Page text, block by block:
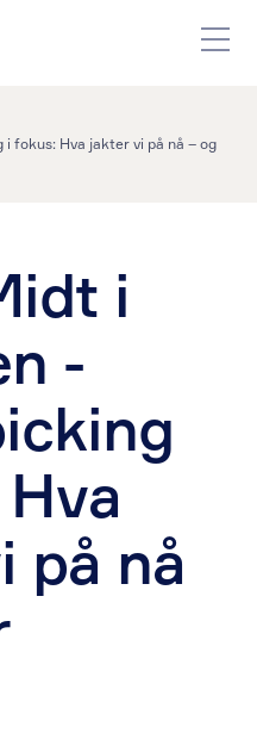
fokus: Hva jakter vi på nå – og
i
-
på nå